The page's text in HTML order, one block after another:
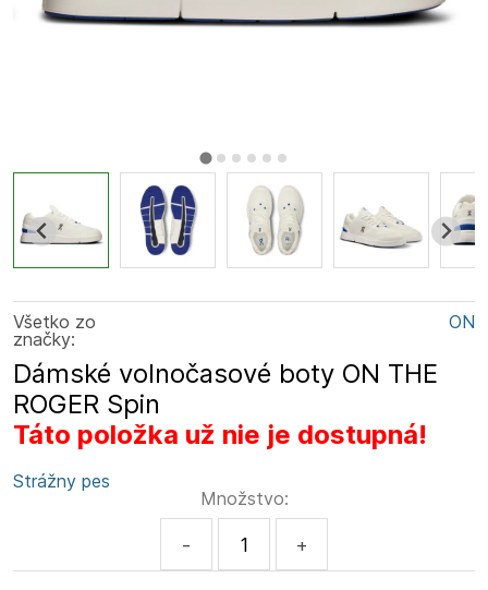
Všetko zo
značky:
ON
Dámské volnočasové boty ON THE
ROGER Spin
Táto položka už nie je dostupná!
Strážny pes
Množstvo:
- +